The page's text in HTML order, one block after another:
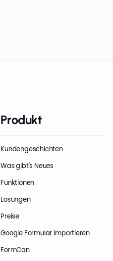
Produkt
Kundengeschichten
Was gibt's Neues
Funktionen
Lösungen
Preise
Google Formular importieren
FormCan